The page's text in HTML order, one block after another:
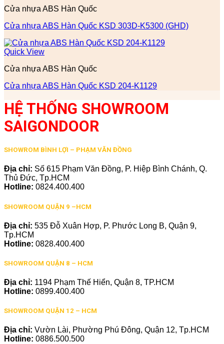
Cửa nhựa ABS Hàn Quốc
Cửa nhựa ABS Hàn Quốc KSD 303D-K5300 (GHD)
Quick View
Cửa nhựa ABS Hàn Quốc
Cửa nhựa ABS Hàn Quốc KSD 204-K1129
HỆ THỐNG SHOWROOM
SAIGONDOOR
SHOWROM BÌNH LỢI – PHẠM VĂN ĐỒNG
Địa chỉ: Số 615 Phạm Văn Đồng, P. Hiệp Bình Chánh, Q.
Thủ Đức, Tp.HCM
Hotline: 0824.400.400
SHOWROOM QUẬN 9 –HCM
Địa chỉ: 535 Đỗ Xuân Hợp, P. Phước Long B, Quận 9,
Tp.HCM
Hotline: 0828.400.400
SHOWROOM QUẬN 8 – HCM
Địa chỉ: 1194 Phạm Thế Hiển, Quận 8, TP.HCM
Hotline: 0899.400.400
SHOWROOM QUẬN 12 – HCM
Địa chỉ: Vườn Lài, Phường Phú Đông, Quận 12, Tp.HCM
Hotline: 0886.500.500